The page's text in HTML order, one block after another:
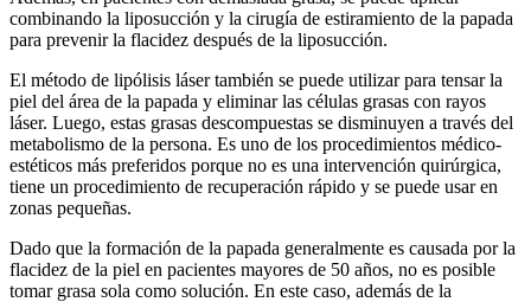
combinando la liposucción y la cirugía de estiramiento de la papada
para prevenir la flacidez después de la liposucción.
El método de lipólisis láser también se puede utilizar para tensar la
piel del área de la papada y eliminar las células grasas con rayos
láser. Luego, estas grasas descompuestas se disminuyen a través del
metabolismo de la persona. Es uno de los procedimientos médico-
estéticos más preferidos porque no es una intervención quirúrgica,
tiene un procedimiento de recuperación rápido y se puede usar en
zonas pequeñas.
Dado que la formación de la papada generalmente es causada por la
flacidez de la piel en pacientes mayores de 50 años, no es posible
tomar grasa sola como solución. En este caso, además de la